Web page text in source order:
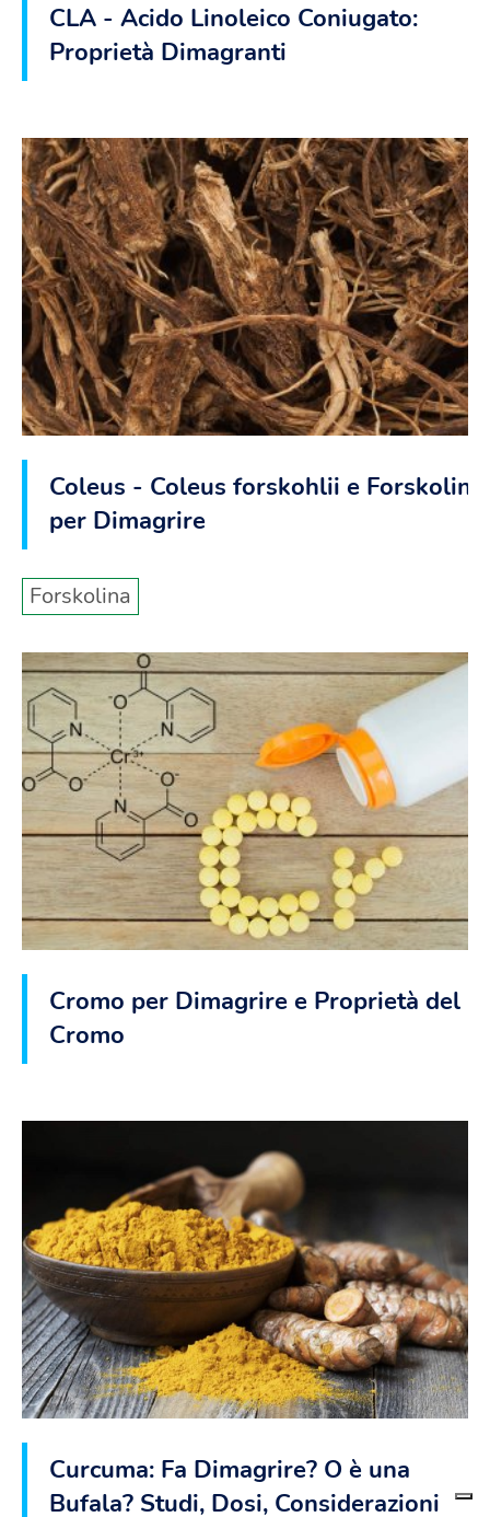
CLA - Acido Linoleico Coniugato:
Proprietà Dimagranti
Coleus - Coleus forskohlii e Forskolina
per Dimagrire
Forskolina
Cromo per Dimagrire e Proprietà del
Cromo
Curcuma: Fa Dimagrire? O è una
Bufala? Studi, Dosi, Considerazioni